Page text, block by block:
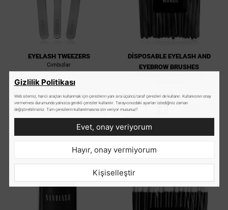
EYELASH TWEEZERS
Cımbızlar
Daha fazla bilgi
edinin
DISPOSABLE EYELASH AND
EYEBROW BRUSHES
- +
SEPETE EKLE
Gizlilik Politikası
Web sitemiz, harici araçları kullanmak için çerezlerin yanı sıra üçüncü taraf çerezleri de kullanır. Kullanıcının onay
vermemesi durumunda yalnızca gerekli çerezler kullanılır. Tarayıcınızdaki ayarları istediğiniz zaman
değiştirebilirsiniz. Tüm çerezlerin kullanılmasına izin veriyor musunuz?
Evet, onay veriyorum
Hayır, onay vermiyorum
Kişiselleştir